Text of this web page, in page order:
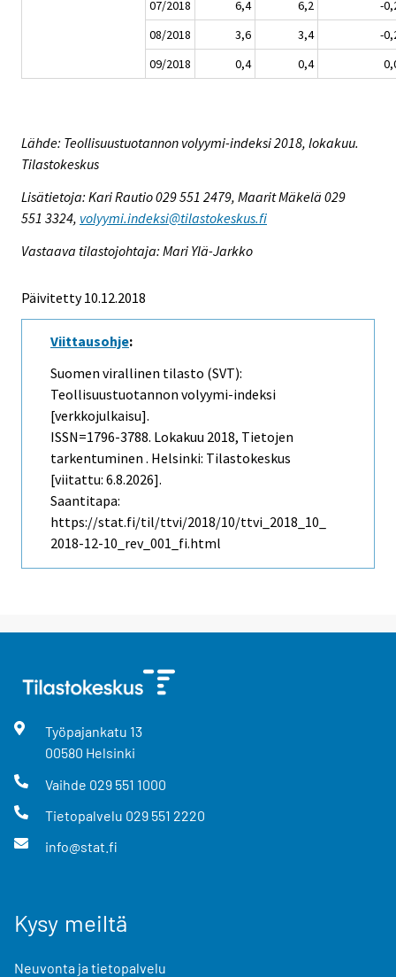
07/2018 6,4 6,2
-
08/2018
3,6 3,4
-
09/2018
0,4 0,4
Lähde: Teollisuustuotannon volyymi-indeksi 2018, lokakuu.
Tilastokeskus
Lisätietoja: Kari Rautio 029 551 2479, Maarit Mäkelä 029
551 3324, volyymi.indeksi@tilastokeskus.fi
Vastaava tilastojohtaja: Mari Ylä-Jarkko
Päivitetty 10.12.2018
Viittausohje:
Suomen virallinen tilasto (SVT):
Teollisuustuotannon volyymi-indeksi
[verkkojulkaisu].
ISSN=1796-3788. Lokakuu 2018, Tietojen
tarkentuminen . Helsinki: Tilastokeskus
[viitattu: 6.8.2026].
Saantitapa:
https://stat.fi/til/ttvi/2018/10/ttvi_2018_10_
2018-12-10_rev_001_fi.html
Työpajankatu 13
00580 Helsinki
Vaihde 029 551 1000
Tietopalvelu 029 551 2220
info@stat.fi
Kysy meiltä
Neuvonta ja tietopalvelu